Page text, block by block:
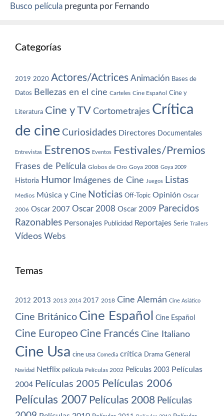
Busco película pregunta por Fernando
Categorías
2019 2020 Actores/Actrices Animación Bases de
Datos Bellezas en el cine Carteles Cine Español Cine y
Literatura Cine y TV Cortometrajes Crítica
de cine Curiosidades Directores Documentales
Entrevistas Estrenos Eventos Festivales/Premios
Frases de Película Globos de Oro Goya 2008 Goya 2009
Historia Humor Imágenes de Cine Juegos Listas
Medios Música y Cine Noticias Off-Topic Opinión Oscar
2006 Oscar 2007 Oscar 2008 Oscar 2009 Parecidos
Razonables Personajes Publicidad Reportajes Serie Trailers
Vídeos Webs
Temas
2012 2013 2013 2014 2017 2018 Cine Alemán Cine Asiático
Cine Británico Cine Español Cine Español
Cine Europeo Cine Francés Cine Italiano
Cine Usa cine usa Comedia crítica Drama General
Navidad Netflix película Películas 2002 Películas 2003 Películas
2004 Películas 2005 Películas 2006
Películas 2007 Películas 2008 Películas